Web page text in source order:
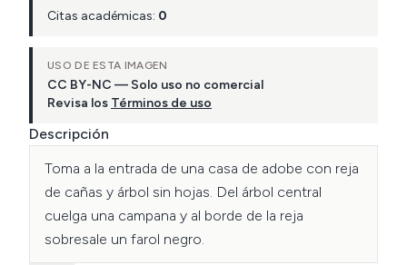
Citas académicas: 0
USO DE ESTA IMAGEN
CC BY-NC — Solo uso no comercial
Revisa los Términos de uso
Descripción
Toma a la entrada de una casa de adobe con reja
de cañas y árbol sin hojas. Del árbol central
cuelga una campana y al borde de la reja